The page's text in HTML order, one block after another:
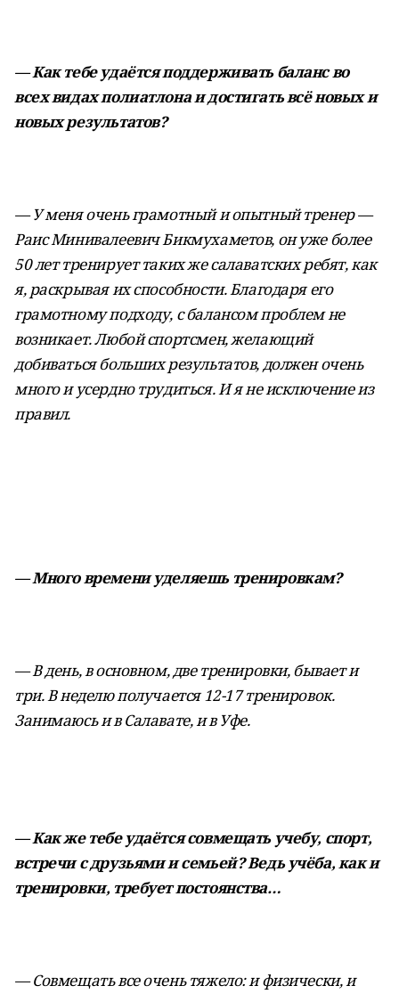
— Как тебе удаётся поддерживать баланс во
всех видах полиатлона и достигать всё новых и
новых результатов?
— У меня очень грамотный и опытный тренер —
Раис Минивалеевич Бикмухаметов, он уже более
50 лет тренирует таких же салаватских ребят, как
я, раскрывая их способности. Благодаря его
грамотному подходу, с балансом проблем не
возникает. Любой спортсмен, желающий
добиваться больших результатов, должен очень
много и усердно трудиться. И я не исключение из
правил.
— Много времени уделяешь тренировкам?
— В день, в основном, две тренировки, бывает и
три. В неделю получается 12-17 тренировок.
Занимаюсь и в Салавате, и в Уфе.
— Как же тебе удаётся совмещать учебу, спорт,
встречи с друзьями и семьей? Ведь учёба, как и
тренировки, требует постоянства…
— Совмещать все очень тяжело: и физически, и